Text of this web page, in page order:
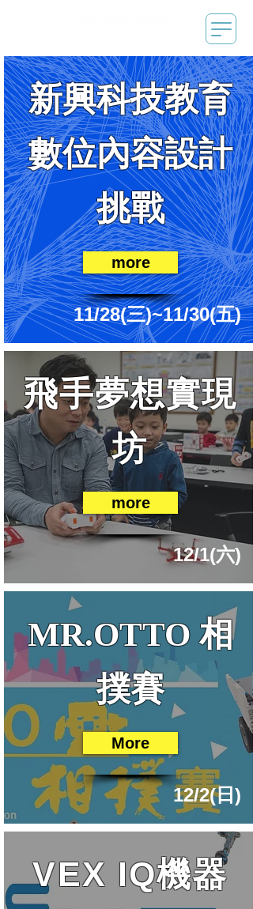
新興科技教育
數位內容設計
挑戰
more
11/28(三)~11/30(五)
飛手夢想實現
坊
more
12/1(六)
MR.OTTO相
撲賽
More
12/2(日)
VEX IQ機器